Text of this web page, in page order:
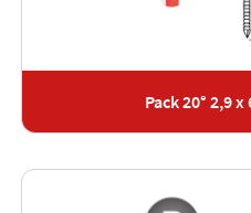
Pack 20° 2,9